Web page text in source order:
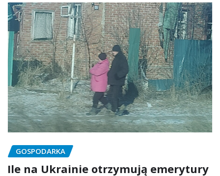
GOSPODARKA
Ile na Ukrainie otrzymują emerytury